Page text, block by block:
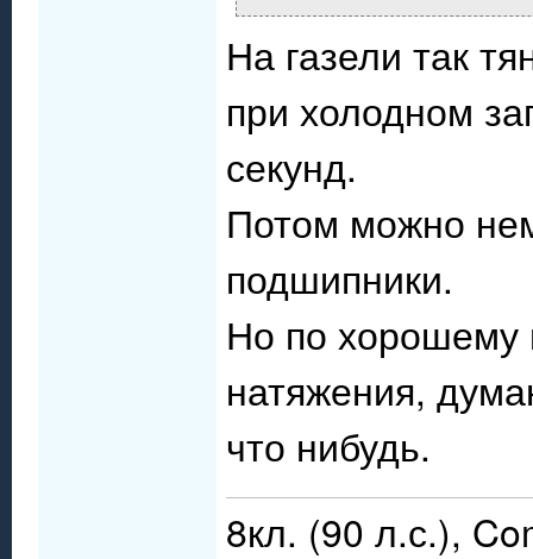
На газели так
при холодном
секунд.
Потом можно
подшипники.
Но по хорошему
натяжения,
что нибудь.
8кл. (90 л.с.),